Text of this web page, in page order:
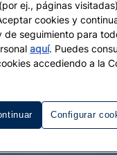
ej., páginas
cookies y
seguimiento para
aquí. Puedes
accediendo a la
Configurar